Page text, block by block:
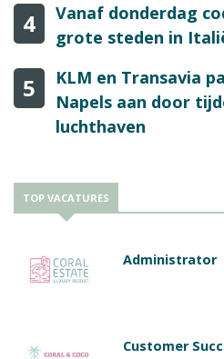
4
Vanaf donderdag
grote steden in
5
KLM en Transavia
Napels aan door
luchthaven
TOP VACATURES
Administrator
Customer